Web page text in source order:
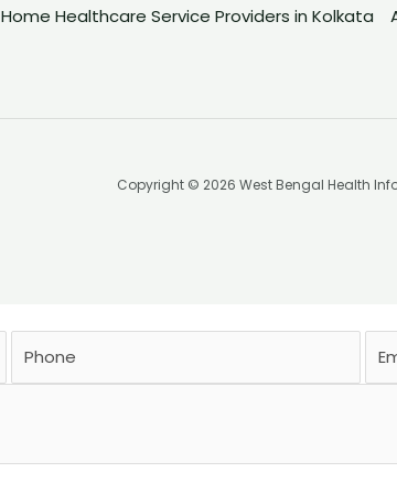
Home Healthcare Service Providers in Kolkata
Copyright © 2026 West Bengal Health